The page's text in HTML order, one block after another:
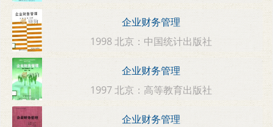
企业财务管理
1998 北京：中国统计出版社
企业财务管理
1997 北京：高等教育出版社
企业财务管理